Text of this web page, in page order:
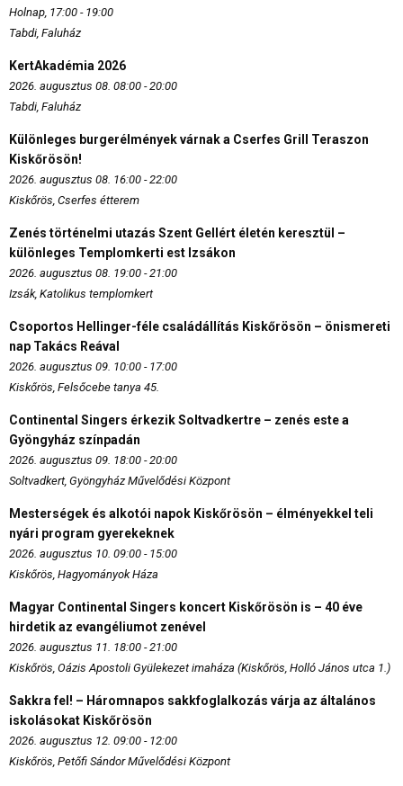
Holnap, 17:00 - 19:00
Tabdi, Faluház
KertAkadémia 2026
2026. augusztus 08. 08:00 - 20:00
Tabdi, Faluház
Különleges burgerélmények várnak a Cserfes Grill Teraszon
Kiskőrösön!
2026. augusztus 08. 16:00 - 22:00
Kiskőrös, Cserfes étterem
Zenés történelmi utazás Szent Gellért életén keresztül –
különleges Templomkerti est Izsákon
2026. augusztus 08. 19:00 - 21:00
Izsák, Katolikus templomkert
Csoportos Hellinger-féle családállítás Kiskőrösön – önismereti
nap Takács Reával
2026. augusztus 09. 10:00 - 17:00
Kiskőrös, Felsőcebe tanya 45.
Continental Singers érkezik Soltvadkertre – zenés este a
Gyöngyház színpadán
2026. augusztus 09. 18:00 - 20:00
Soltvadkert, Gyöngyház Művelődési Központ
Mesterségek és alkotói napok Kiskőrösön – élményekkel teli
nyári program gyerekeknek
2026. augusztus 10. 09:00 - 15:00
Kiskőrös, Hagyományok Háza
Magyar Continental Singers koncert Kiskőrösön is – 40 éve
hirdetik az evangéliumot zenével
2026. augusztus 11. 18:00 - 21:00
Kiskőrös, Oázis Apostoli Gyülekezet imaháza (Kiskőrös, Holló János utca 1.)
Sakkra fel! – Háromnapos sakkfoglalkozás várja az általános
iskolásokat Kiskőrösön
2026. augusztus 12. 09:00 - 12:00
Kiskőrös, Petőfi Sándor Művelődési Központ